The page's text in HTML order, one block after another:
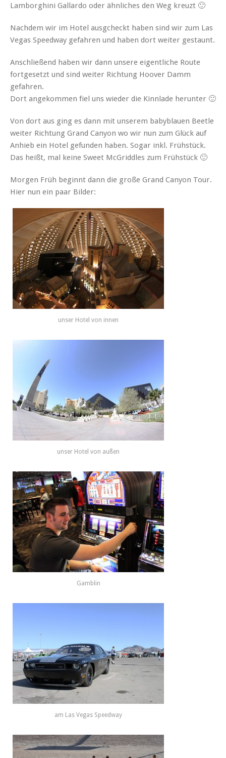
Lamborghini Gallardo oder ähnliches den Weg kreuzt 🙂
Nachdem wir im Hotel ausgcheckt haben sind wir zum Las
Vegas Speedway gefahren und haben dort weiter gestaunt.
Anschließend haben wir dann unsere eigentliche Route
fortgesetzt und sind weiter Richtung Hoover Damm
gefahren.
Dort angekommen fiel uns wieder die Kinnlade herunter 🙂
Von dort aus ging es dann mit unserem babyblauen Beetle
weiter Richtung Grand Canyon wo wir nun zum Glück auf
Anhieb ein Hotel gefunden haben. Sogar inkl. Frühstück.
Das heißt, mal keine Sweet McGriddles zum Frühstück 🙂
Morgen Früh beginnt dann die große Grand Canyon Tour.
Hier nun ein paar Bilder:
unser Hotel von innen
unser Hotel von außen
Gamblin
am Las Vegas Speedway